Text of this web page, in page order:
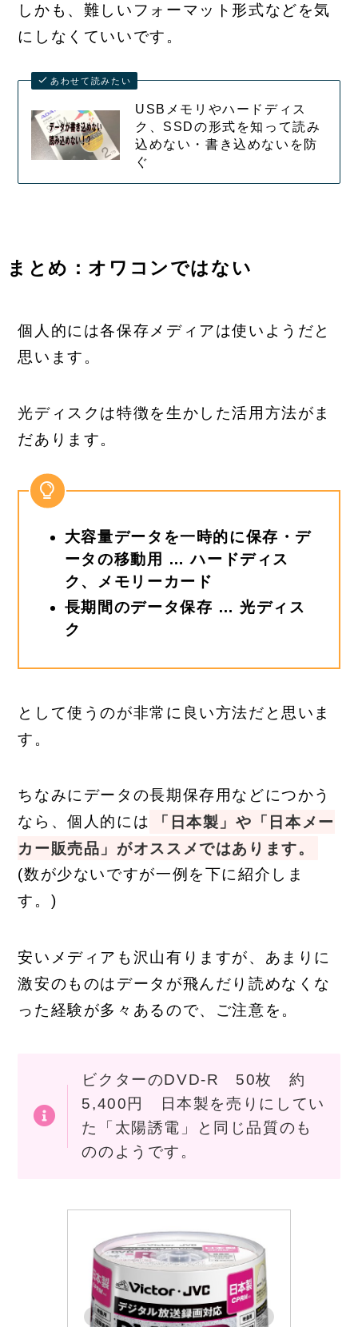
しかも、難しいフォーマット形式などを気
にしなくていいです。
あわせて読みたい
USBメモリやハードディス
ク、SSDの形式を知って読み
込めない・書き込めないを防
ぐ
まとめ：オワコンではない
個人的には各保存メディアは使いようだと
思います。
光ディスクは特徴を生かした活用方法がま
だあります。
大容量データを一時的に保存・デ
ータの移動用 … ハードディス
ク、メモリーカード
長期間のデータ保存 … 光ディス
ク
として使うのが非常に良い方法だと思いま
す。
ちなみにデータの長期保存用などにつかう
なら、個人的には
「日本製」や「日本メー
カー販売品」がオススメではあります。
(数が少ないですが一例を下に紹介しま
す。)
安いメディアも沢山有りますが、あまりに
激安のものはデータが飛んだり読めなくな
った経験が多々あるので、ご注意を。
ビクターのDVD-R 50枚 約
5,400円 日本製を売りにしてい
た「太陽誘電」と同じ品質のも
ののようです。